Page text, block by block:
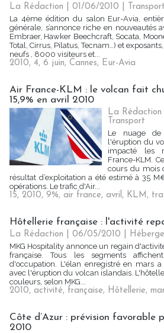
La Rédaction | 01/06/2010
Transport
La 4ème édition du salon Eur-Avia,
générale, s’annonce riche en nouveautés
Embraer, Hawker Beechcraft, Socata,
Total, Cirrus, Pilatus, Tecnam…) et
neufs , 8000 visiteurs et...
2010, 4, 6 juin, Cannes, Eur-Avia
Air France-KLM : le volcan fait
15,9% en avril 2010
La
Transport
Le nuage de
l'éruption du
impacté les
France-KLM.
cours du mois
résultat d’exploitation a été estimé à 35
opérations. Le trafic d'Air...
15, 2010, 9%, air france, avril, KLM,
Hôtellerie française : l'activité
La Rédaction | 06/05/2010
MKG Hospitality annonce un regain
française. Tous les segments
d'occupation. L'élan enregistré en mars
avec l'éruption du volcan islandais.
couleurs, selon MKG...
2010, activité, française, Hôtellerie,
Côte d’Azur : prévision favorable
2010